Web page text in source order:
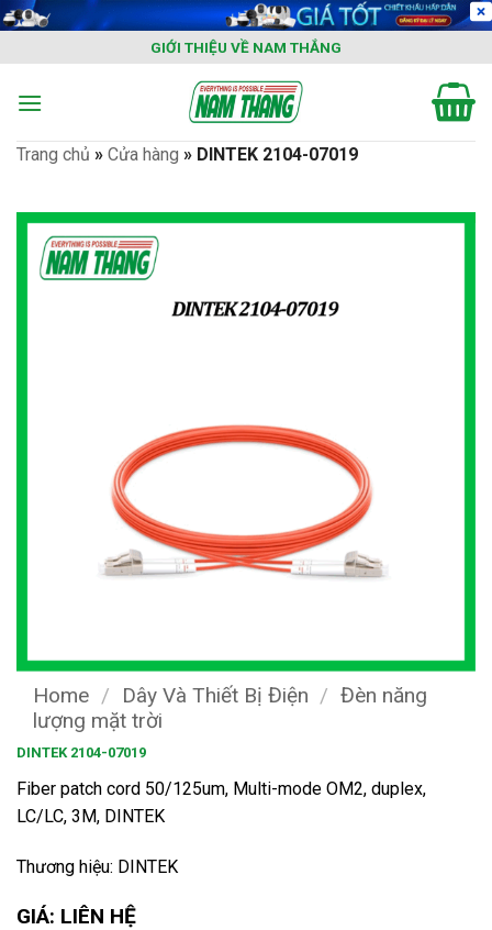
Skip
content
GIỚI THIỆU VỀ NAM THẮNG
Trang chủ » Cửa hàng » DINTEK 2104-07019
Home / Dây Và Thiết Bị Điện / Đèn năng
lượng mặt trời
DINTEK 2104-07019
Fiber patch cord 50/125um, Multi-mode OM2, duplex,
LC/LC, 3M, DINTEK
Thương hiệu: DINTEK
GIÁ: LIÊN HỆ